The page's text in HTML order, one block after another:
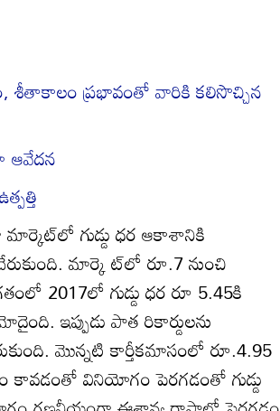
శీతాకాలం ప్రభావంతో వారికి కలిసొచ్చిన
ఆవేదన
గుడ్డు ధర ఆకాశానికి
మార్కె ట్‌లో రూ.7 నుంచి
2017లో గుడ్డు ధర రూ 5.45కి
ఇప్పుడు పాత రికార్డులను
మొన్నటి కార్తీకమాసంలో రూ.4.95
వినియోగం పెరగడంతో గుడ్డు